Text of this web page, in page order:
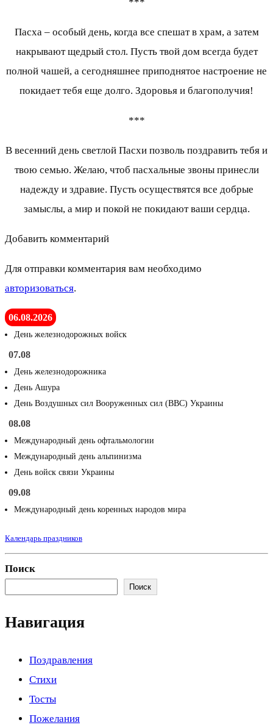
***
Пасха – особый день, когда все спешат в храм, а затем
накрывают щедрый стол. Пусть твой дом всегда будет
полной чашей, а сегодняшнее приподнятое настроение не
покидает тебя еще долго. Здоровья и благополучия!
***
В весенний день светлой Пасхи позволь поздравить тебя и
твою семью. Желаю, чтоб пасхальные звоны принесли
надежду и здравие. Пусть осуществятся все добрые
замыслы, а мир и покой не покидают ваши сердца.
Добавить комментарий
Для отправки комментария вам необходимо
авторизоваться.
06.08.2026
День железнодорожных войск
07.08
День железнодорожника
День Ашура
День Воздушных сил Вооруженных сил (ВВС) Украины
08.08
Международный день офтальмологии
Международный день альпинизма
День войск связи Украины
09.08
Международный день коренных народов мира
Календарь праздников
Поиск
Поиск
Навигация
Поздравления
Стихи
Тосты
Пожелания